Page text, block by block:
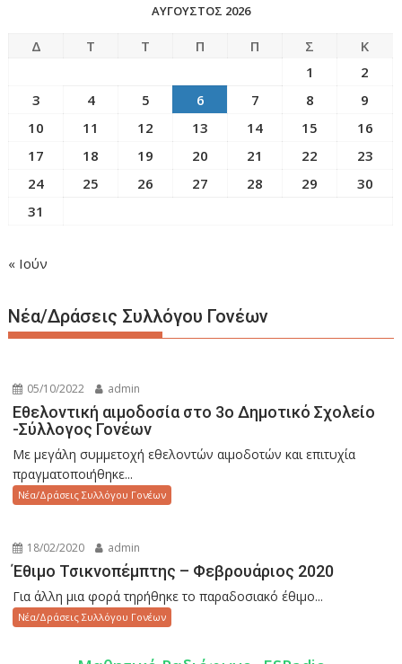
ΑΎΓΟΥΣΤΟΣ 2026
Δ Τ Τ Π Π Σ
Κ
1
2
3
4 5 6 7 8
9
10
11 12 13 14 15
16
17
18 19 20 21 22
23
24
25 26 27 28 29
30
31
« Ιούν
Νέα/Δράσεις Συλλόγου Γονέων
05/10/2022 admin
Εθελοντική αιμοδοσία στο 3ο Δημοτικό Σχολείο
-Σύλλογος Γονέων
Με μεγάλη συμμετοχή εθελοντών αιμοδοτών και επιτυχία
πραγματοποιήθηκε...
Νέα/Δράσεις Συλλόγου Γονέων
18/02/2020 admin
Έθιμο Τσικνοπέμπτης – Φεβρουάριος 2020
Για άλλη μια φορά τηρήθηκε το παραδοσιακό έθιμο...
Νέα/Δράσεις Συλλόγου Γονέων